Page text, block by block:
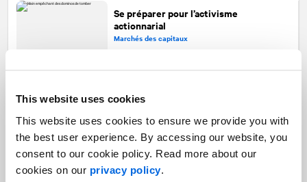
This website uses cookies
This website uses cookies to ensure we provide you with
the best user experience. By accessing our website, you
consent to our cookie policy. Read more about our
cookies on our privacy policy.
Se préparer pour l’activisme
actionnarial
Marchés des capitaux
l’imprimé
Marchés des capitaux